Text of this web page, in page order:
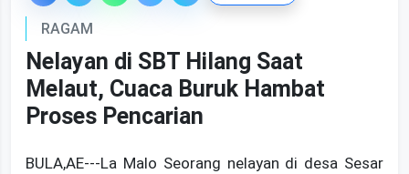
RAGAM
Nelayan di SBT Hilang Saat
Melaut, Cuaca Buruk Hambat
Proses Pencarian
BULA,AE---La Malo Seorang nelayan di desa Sesar